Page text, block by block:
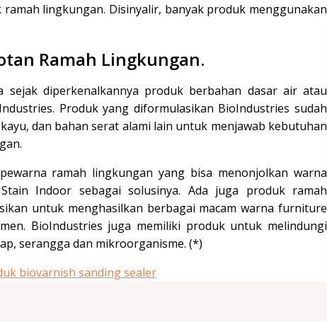
lingkungan. Disinyalir, banyak produk menggunakan
Ramah Lingkungan.
diperkenalkannya produk berbahan dasar air atau
Produk yang diformulasikan BioIndustries sudah
dan bahan serat alami lain untuk menjawab kebutuhan
ramah lingkungan yang bisa menonjolkan warna
Indoor sebagai solusinya. Ada juga produk ramah
untuk menghasilkan berbagai macam warna furniture
BioIndustries juga memiliki produk untuk melindungi
serangga dan mikroorganisme. (*)